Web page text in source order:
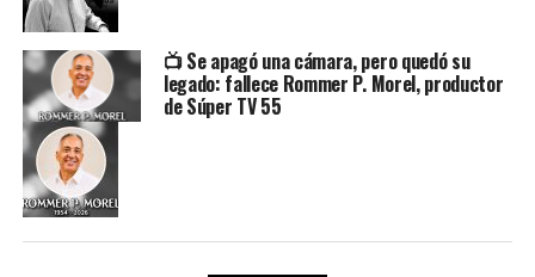
📺 Se apagó una cámara, pero quedó su
legado: fallece Rommer P. Morel, productor
de Súper TV 55